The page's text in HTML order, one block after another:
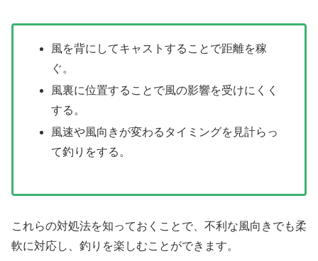
風を背にしてキャストすることで距離を稼
ぐ。
風裏に位置することで風の影響を受けにくく
する。
風速や風向きが変わるタイミングを見計らっ
て釣りをする。
これらの対処法を知っておくことで、不利な風向きでも柔
軟に対応し、釣りを楽しむことができます。